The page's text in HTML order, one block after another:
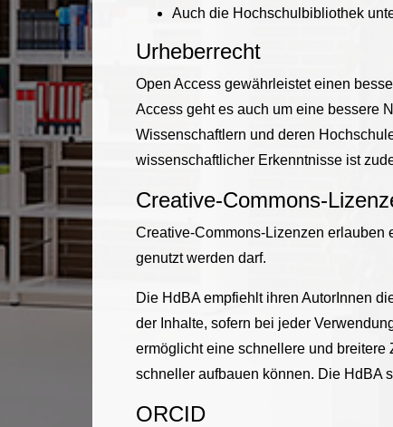
Auch die Hochschulbibliothek
Urheberrecht
Open Access gewährleistet einen
Access geht es auch um eine bessere
Wissenschaftlern und deren
wissenschaftlicher Erkenntnisse ist
Creative-Commons-
Creative-Commons-Lizenzen erlauben
genutzt werden darf.
Die HdBA empfiehlt ihren AutorInnen
der Inhalte, sofern bei jeder
ermöglicht eine schnellere und
schneller aufbauen können. Die HdBA
ORCID